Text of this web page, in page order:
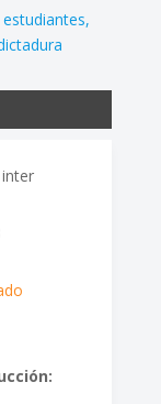
estudiantes